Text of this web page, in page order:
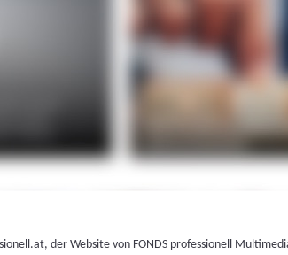
der Website von FONDS professionell